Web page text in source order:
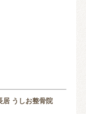
居 うしお整骨院